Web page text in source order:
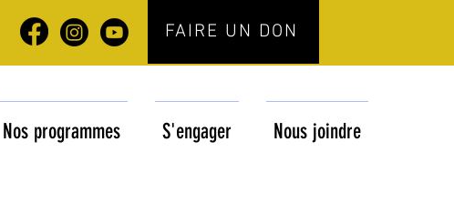
FAIRE UN DON
Nos programmes S'engager Nous joindre